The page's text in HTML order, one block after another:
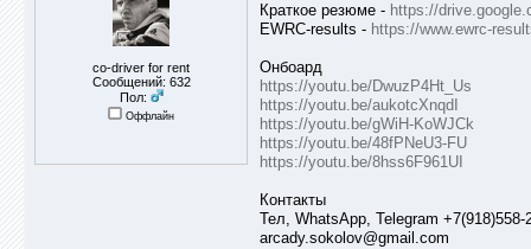
co-driver for rent
Сообщений: 632
Пол:
Оффлайн
Краткое резюме - https://
EWRC-results - https://www.ewrc-
Онбоард
https://youtu.be/DwuzP4Ht_Us
https://youtu.be/aukotcXnqdI
https://youtu.be/gWiH-KoWJCk
https://youtu.be/48fPNeU3-FU
https://youtu.be/8hss6F961UI
Контакты
Тел, WhatsApp, Telegram +7(918)558-
arcady.sokolov@gmail.com